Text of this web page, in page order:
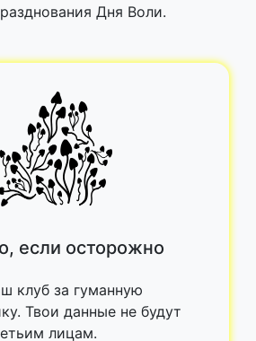
Дня Воли.
если осторожно
клуб за гуманную
Твои данные не будут
лицам.